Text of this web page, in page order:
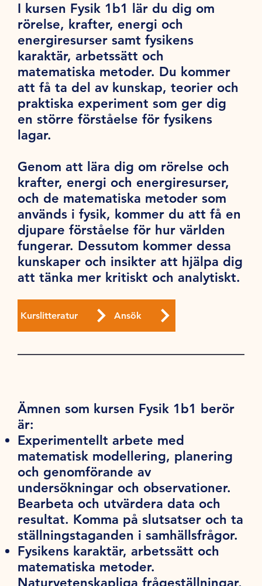
I kursen Fysik 1b1 lär du dig om
rörelse, krafter, energi och
energiresurser samt fysikens
karaktär, arbetssätt och
matematiska metoder. Du kommer
att få ta del av kunskap, teorier och
praktiska experiment som ger dig
en större förståelse för fysikens
lagar.
Genom att lära dig om rörelse och
krafter, energi och energiresurser,
och de matematiska metoder som
används i fysik, kommer du att få en
djupare förståelse för hur världen
fungerar. Dessutom kommer dessa
kunskaper och insikter att hjälpa dig
att tänka mer kritiskt och analytiskt.
Kurslitteratur Ansök
Ämnen som kursen Fysik 1b1 berör
är:
Experimentellt arbete med
matematisk modellering, planering
och genomförande av
undersökningar och observationer.
Bearbeta och utvärdera data och
resultat. Komma på slutsatser och ta
ställningstaganden i samhällsfrågor.
Fysikens karaktär, arbetssätt och
matematiska metoder.
Naturvetenskapliga frågeställningar,